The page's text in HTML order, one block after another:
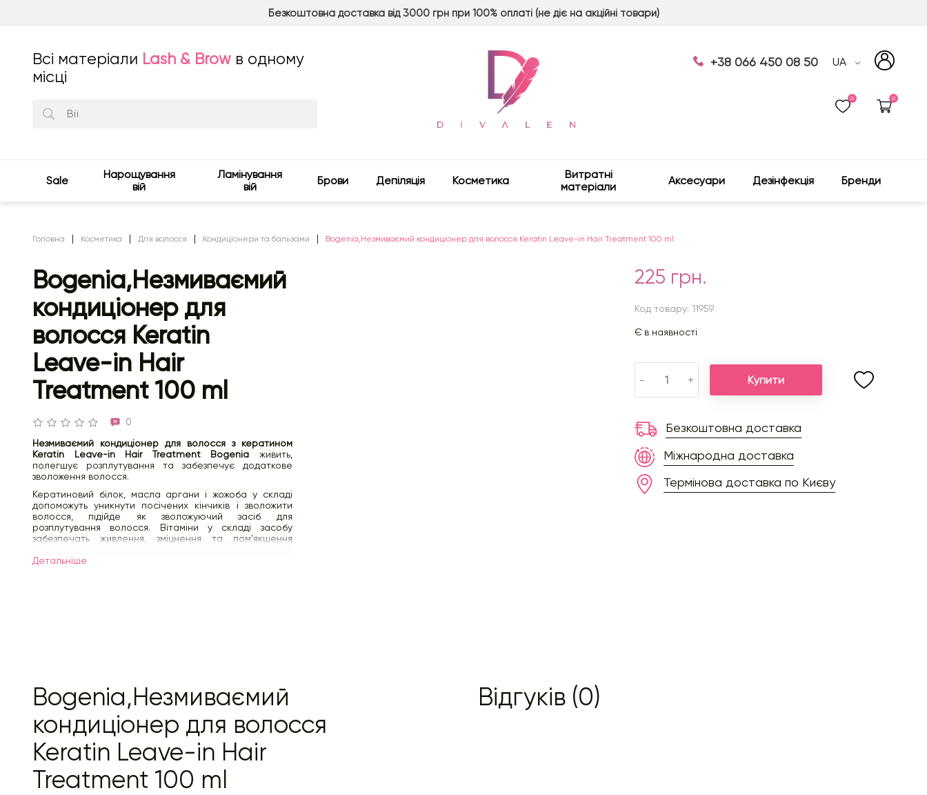
Безкоштовна доставка від 3000 грн при 100% оплаті (не діє на акційні товари)
Всі матеріали Lash & Brow в одному
місці
+38 066 450 08 50 UA
0 0
Sale
Нарощування
вій
Ламінування
вій
Брови Депіляція Косметика
Витратні
матеріали
Аксесуари Дезінфекція Бренди
Головна Косметика Для волосся Кондиціонери та бальзами Bogenia,Незмиваємий кондиціонер для волосся Keratin Leave-in Hair Treatment 100 ml
Bogenia,Незмиваємий
кондиціонер для
волосся Keratin
Leave-in Hair
Treatment 100 ml
0
Незмиваємий кондиціонер для волосся з кератином
Keratin Leave-in Hair Treatment Bogenia живить,
полегшує розплутування та забезпечує додаткове
зволоження волосся.
Кератиновий білок, масла аргани і жожоба у складі
допоможуть уникнути посічених кінчиків і зволожити
волосся, підійде як зволожуючий засіб для
розплутування волосся. Вітаміни у складі засобу
забезпечать живлення, зміцнення та пом'якшення
Спосіб використання:
Детальнiше
225 грн.
Код товару: 11959
Є в наявності
- + Купити
Безкоштовна доставка
Міжнародна доставка
Термінова доставка по Києву
Bogenia,Незмиваємий
кондиціонер для волосся
Keratin Leave-in Hair
Treatment 100 ml
Відгуків (0)